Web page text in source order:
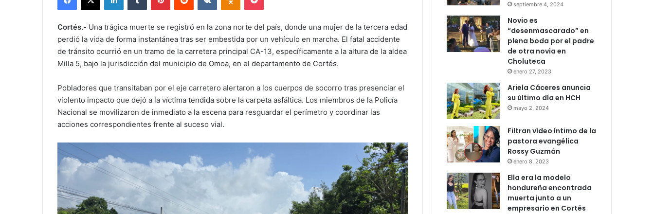
Cortés.- Una trágica muerte se registró en la zona norte del país, donde una mujer de la tercera edad
perdió la vida de forma instantánea tras ser embestida por un vehículo en marcha. El fatal accidente
de tránsito ocurrió en un tramo de la carretera principal CA-13, específicamente a la altura de la aldea
Milla 5, bajo la jurisdicción del municipio de Omoa, en el departamento de Cortés.
Pobladores que transitaban por el eje carretero alertaron a los cuerpos de socorro tras presenciar el
violento impacto que dejó a la víctima tendida sobre la carpeta asfáltica. Los miembros de la Policía
Nacional se movilizaron de inmediato a la escena para resguardar el perímetro y coordinar las
acciones correspondientes frente al suceso vial.
septiembre 4, 2024
Novio es
“desenmascarado” en
plena boda por el padre
de otra novia en
Choluteca
enero 27, 2023
Ariela Cáceres anuncia
su último día en HCH
mayo 2, 2024
Filtran vídeo íntimo de la
pastora evangélica
Rossy Guzmán
enero 8, 2023
Ella era la modelo
hondureña encontrada
muerta junto a un
empresario en Cortés